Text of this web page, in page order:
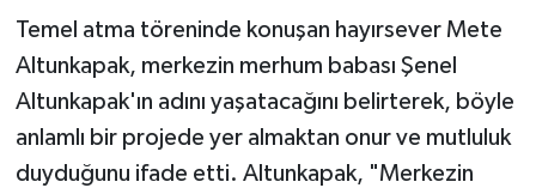
Temel atma töreninde konuşan hayırsever Mete
Altunkapak, merkezin merhum babası Şenel
Altunkapak'ın adını yaşatacağını belirterek, böyle
anlamlı bir projede yer almaktan onur ve mutluluk
duyduğunu ifade etti. Altunkapak, "Merkezin